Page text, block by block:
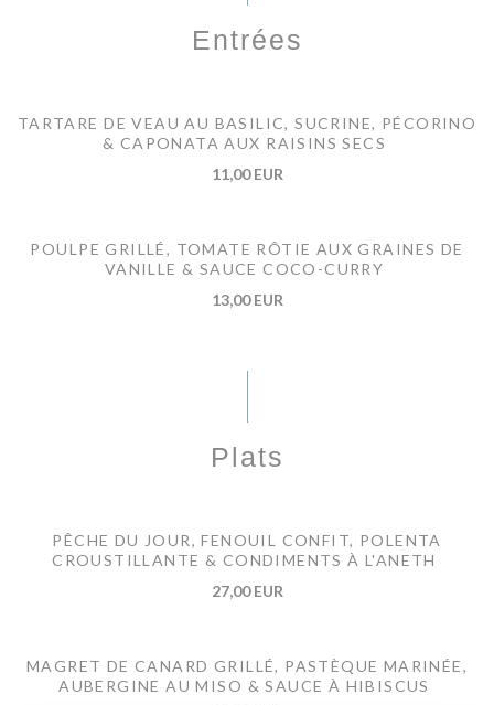
Entrées
TARTARE DE VEAU AU BASILIC, SUCRINE, PÉCORINO
& CAPONATA AUX RAISINS SECS
11,00 EUR
POULPE GRILLÉ, TOMATE RÔTIE AUX GRAINES DE
VANILLE & SAUCE COCO-CURRY
13,00 EUR
Plats
PÊCHE DU JOUR, FENOUIL CONFIT, POLENTA
CROUSTILLANTE & CONDIMENTS À L'ANETH
27,00 EUR
MAGRET DE CANARD GRILLÉ, PASTÈQUE MARINÉE,
AUBERGINE AU MISO & SAUCE À HIBISCUS